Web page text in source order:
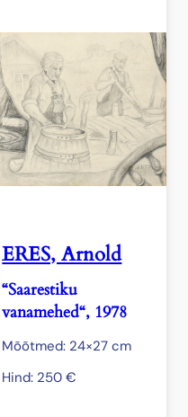
ERES, Arnold
“Saarestiku
vanamehed“, 1978
Mõõtmed: 24×27 cm
Hind: 250€